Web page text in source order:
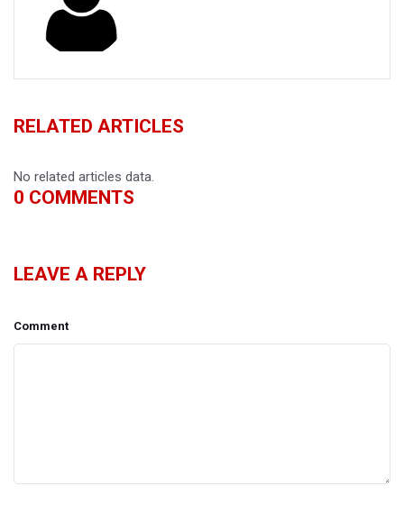
RELATED ARTICLES
No related articles data.
0 COMMENTS
LEAVE A REPLY
Comment